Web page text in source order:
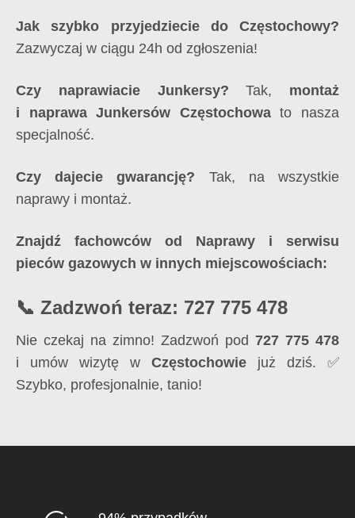
Jak szybko przyjedziecie do Częstochowy?
Zazwyczaj w ciągu 24h od zgłoszenia!
Czy naprawiacie Junkersy? Tak, montaż
i naprawa Junkersów Częstochowato nasza
specjalność.
Czy dajecie gwarancję? Tak, na wszystkie
naprawy i montaż.
Znajdź fachowców od Naprawy i serwisu
pieców gazowych w innych miejscowościach:
📞 Zadzwoń teraz: 727 775 478
Nie czekaj na zimno! Zadzwoń pod 727 775 478
i umów wizytę w Częstochowie już dziś. ✅
Szybko, profesjonalnie, tanio!